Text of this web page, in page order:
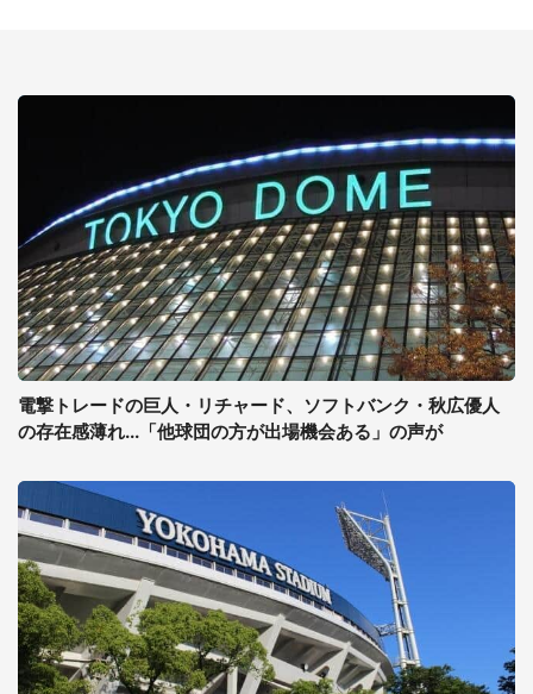
電撃トレードの巨人・リチャード、ソフトバンク・秋広優人
の存在感薄れ...「他球団の方が出場機会ある」の声が